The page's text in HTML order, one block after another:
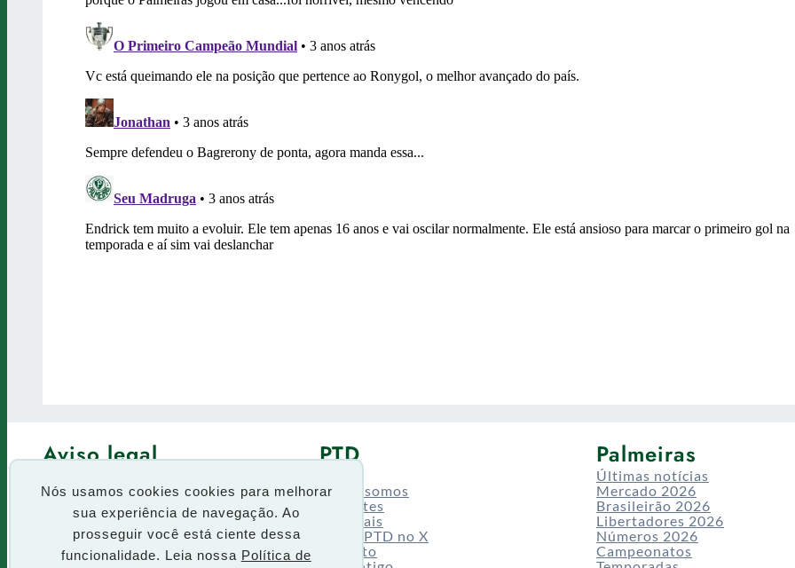
Nós usamos cookies cookies para melhorar
sua experiência de navegação. Ao
prosseguir você está ciente dessa
funcionalidade. Leia nossa Política de
Aviso legal
Termos de uso
PTD
Quem somos
Enquetes
Especiais
Siga o PTD no X
Contato
Palmeiras
Últimas notícias
Mercado 2026
Brasileirão 2026
Libertadores 2026
Números 2026
Campeonatos